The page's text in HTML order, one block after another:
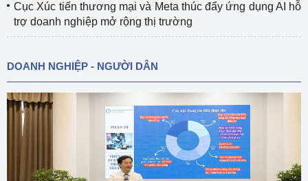
Cục Xúc tiến thương mại và Meta thúc đẩy ứng dụng AI hỗ
trợ doanh nghiệp mở rộng thị trường
DOANH NGHIỆP - NGƯỜI DÂN